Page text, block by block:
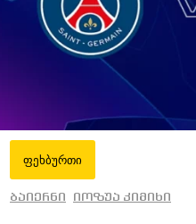
ფეხბურთი
ბაიერნი იოზუა კიმიხი